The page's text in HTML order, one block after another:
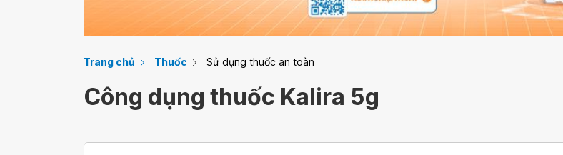
Trang chủ Thuốc Sử dụng thuốc an toàn
Công dụng thuốc Kalira 5g